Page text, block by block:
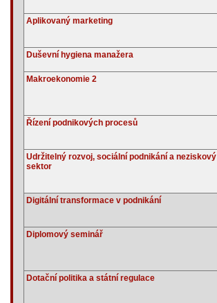
Aplikovaný marketing
Duševní hygiena manažera
Makroekonomie 2
Řízení podnikových procesů
Udržitelný rozvoj, sociální podnikání a neziskový
sektor
Digitální transformace v podnikání
Diplomový seminář
Dotační politika a státní regulace